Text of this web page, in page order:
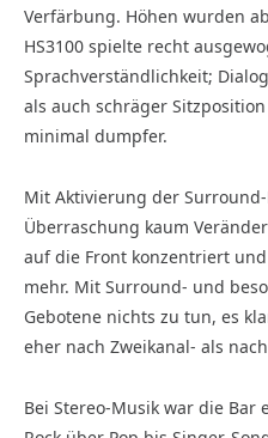
Verfärbung. Höhen wurden
HS3100 spielte recht
Sprachverständlichkeit;
als auch schräger
minimal dumpfer.
Mit Aktivierung der
Überraschung kaum
auf die Front konzentriert
mehr. Mit Surround- und
Gebotene nichts zu tun, es
eher nach Zweikanal- als
Bei Stereo-Musik war die Bar